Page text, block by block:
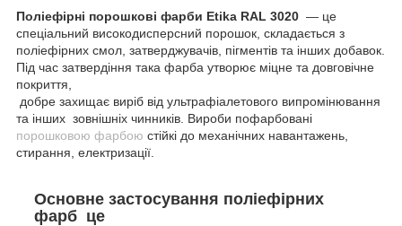
Поліефірні порошкові фарби Etika RAL 3020 — це
спеціальний високодисперсний порошок, складається з
поліефірних смол, затверджувачів, пігментів та інших добавок.
Під час затвердіння така фарба утворює міцне та довговічне
покриття,
добре захищає виріб від ультрафіалетового випромінювання
та інших зовнішніх чинників. Вироби пофарбовані
порошковою фарбою стійкі до механічних навантажень,
стирання, електризації.
Основне застосування поліефірних
фарб це